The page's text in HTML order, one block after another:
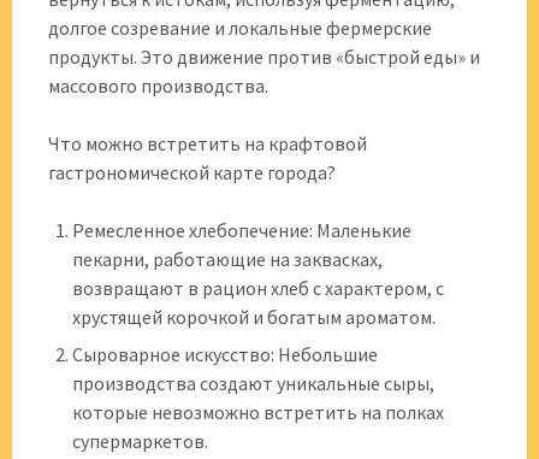
долгое созревание и локальные фермерские
продукты. Это движение против «быстрой еды» и
массового производства.
Что можно встретить на крафтовой
гастрономической карте города?
Ремесленное хлебопечение: Маленькие
пекарни, работающие на заквасках,
возвращают в рацион хлеб с характером, с
хрустящей корочкой и богатым ароматом.
Сыроварное искусство: Небольшие
производства создают уникальные сыры,
которые невозможно встретить на полках
супермаркетов.